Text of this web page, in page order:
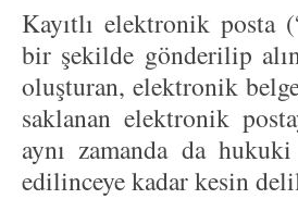
Kayıtlı elektronik
bir şekilde gönderilip
oluşturan, elektronik
saklanan elektronik
aynı zamanda da
edilinceye kadar kesin